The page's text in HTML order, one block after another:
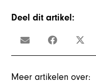
Deel dit artikel:
Meer artikelen over: